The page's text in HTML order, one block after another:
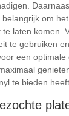
om
laten komen.
te gebruiken
een optimale
te bieden heeft.